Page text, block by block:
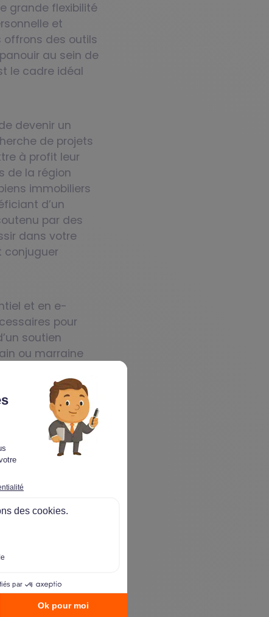
grande flexibilité
et
offrons des outils
au sein de
le cadre idéal
devenir un
de projets
à profit leur
de la région
immobiliers
d’un
par des
dans votre
conjuguer
et en e-
pour
soutien
ou marraine
ou
du métier,
le métier de
de
développez